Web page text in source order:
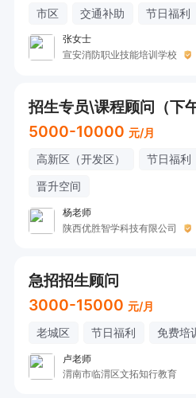
市区 交通补助 节日福利
张女士
宣安消防职业技能培训学校
招生专员\课程顾问（下
5000-10000 元/月
高新区（开发区） 节日福利
晋升空间
杨老师
陕西优胜智学科技有限公司
急招招生顾问
3000-15000 元/月
老城区 节日福利 免费培
卢老师
渭南市临渭区文拓知行教育